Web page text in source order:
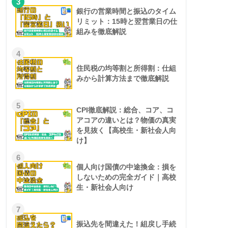
3
銀行の営業時間と振込のタイム
リミット：15時と翌営業日の仕
組みを徹底解説
4
住民税の均等割と所得割：仕組
みから計算方法まで徹底解説
5
CPI徹底解説：総合、コア、コ
アコアの違いとは？物価の真実
を見抜く【高校生・新社会人向
け】
6
個人向け国債の中途換金：損を
しないための完全ガイド｜高校
生・新社会人向け
7
振込先を間違えた！組戻し手続